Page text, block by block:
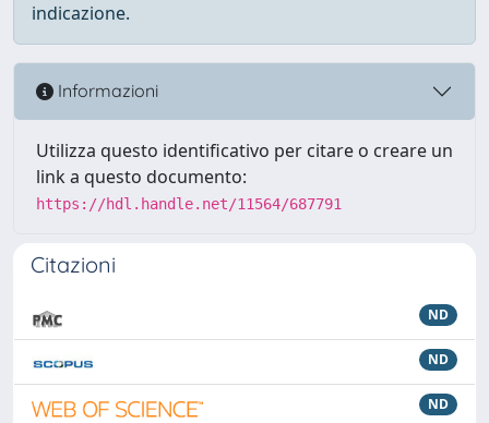
indicazione.
Informazioni
Utilizza questo identificativo per citare o creare un
link a questo documento:
https://hdl.handle.net/11564/687791
Citazioni
ND
ND
ND